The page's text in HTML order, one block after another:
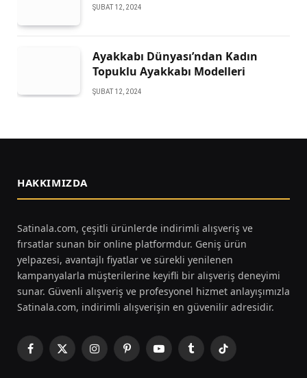
ŞUBAT 12, 2024
Ayakkabı Dünyası’ndan Kadın
Topuklu Ayakkabı Modelleri
ŞUBAT 12, 2024
HAKKIMIZDA
Satinala.com, çeşitli ürünlerde indirimli alışveriş ve
fırsatlar sunan bir online platformdur. Geniş ürün
yelpazesi, avantajlı fiyatlar ve sürekli yenilenen
kampanyalarla müşterilerine keyifli bir alışveriş deneyimi
sunar. Güvenli alışveriş ve profesyonel hizmet anlayışımızla
Satinala.com, indirimli alışverişin en güvenilir adresidir.
Facebook
X
InstagramPinterestYouTubeTumblrTikTok